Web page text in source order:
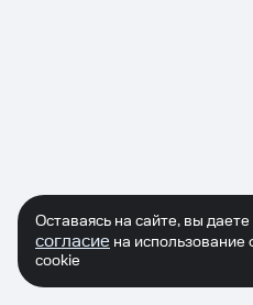
Оставаясь на сайте, вы даете
согласие на использование
cookie